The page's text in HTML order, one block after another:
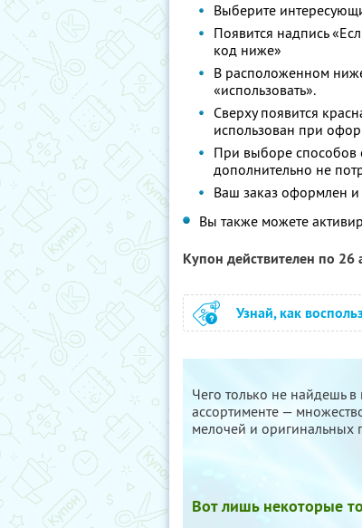
Выберите
Появится надпись
код ниже»
В расположенном
«использовать».
Сверху появится
использован при
При выборе способов
дополнительно не
Ваш заказ оформлен
Вы также можете
Купон действителен по
Узнай, как
Чего только не найдешь
ассортименте —
мелочей и оригинальных
Вот лишь некоторые